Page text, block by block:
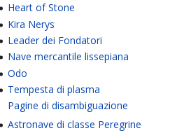
Heart of Stone
Kira Nerys
Leader dei Fondatori
Nave mercantile lissepiana
Odo
Tempesta di plasma
Pagine di disambiguazione
Astronave di classe Peregrine